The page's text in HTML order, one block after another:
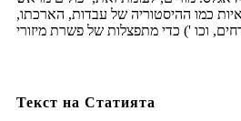
כמו ההיסטוריה של עבדות, הארכתו,
Текст на Статията